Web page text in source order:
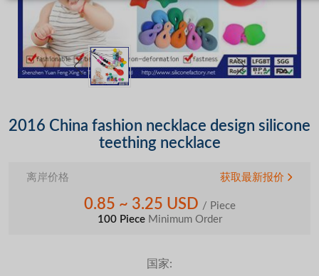
2016 China fashion necklace design silicone
teething necklace
离岸价格 获取最新报价
0.85 ~ 3.25 USD / Piece
100 PieceMinimum Order
国家: